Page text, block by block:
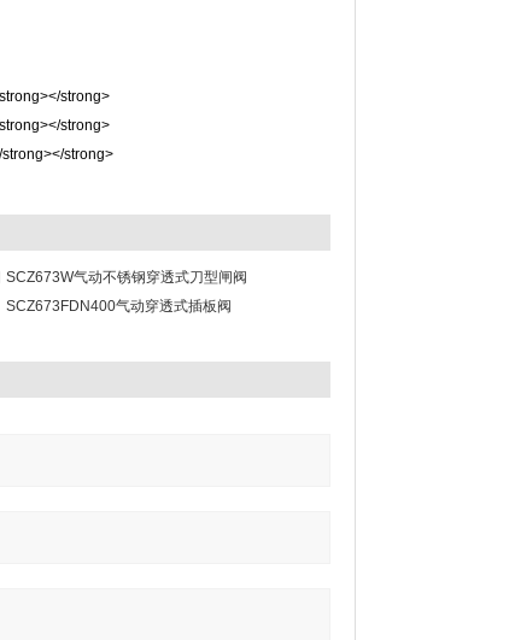
SCZ673W气动不锈钢穿透式刀型闸阀
SCZ673FDN400气动穿透式插板阀